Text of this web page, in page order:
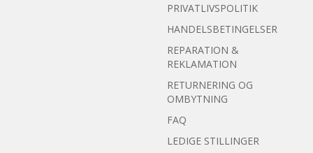
PRIVATLIVSPOLITIK
HANDELSBETINGELSER
REPARATION &
REKLAMATION
RETURNERING OG
OMBYTNING
FAQ
LEDIGE STILLINGER